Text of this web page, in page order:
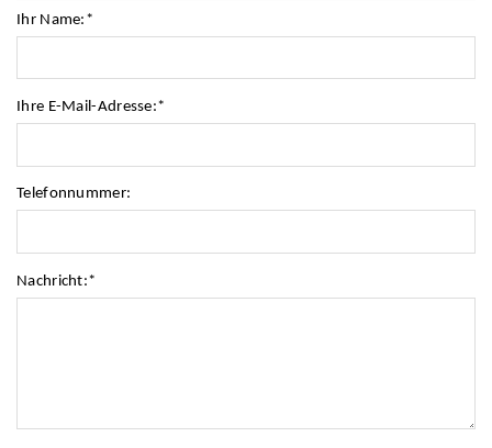
Ihr Name: *
Ihre E-Mail-Adresse:*
Telefonnummer:
Nachricht:*